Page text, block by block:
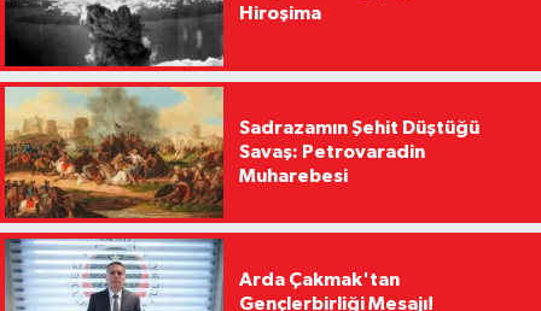
Hiroşima
Sadrazamın Şehit Düştüğü
Savaş: Petrovaradin
Muharebesi
Arda Çakmak'tan
Gençlerbirliği Mesajı!